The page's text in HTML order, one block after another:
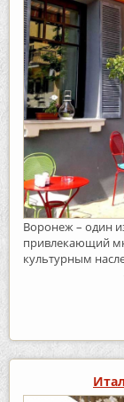
Воронеж – один
привлекающий
культурным